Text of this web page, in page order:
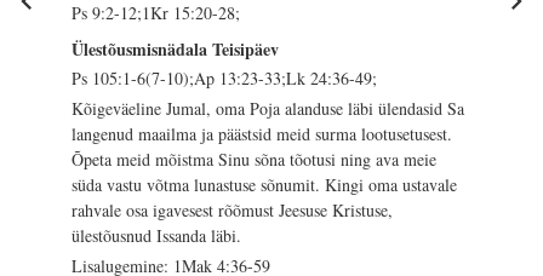
Ps 9:2-12;1Kr 15:20-28;
Ülestõusmisnädala Teisipäev
Ps 105:1-6(7-10);Ap 13:23-33;Lk 24:36-49;
Kõigeväeline Jumal, oma Poja alanduse läbi ülendasid Sa
langenud maailma ja päästsid meid surma lootusetusest.
Õpeta meid mõistma Sinu sõna tõotusi ning ava meie
süda vastu võtma lunastuse sõnumit. Kingi oma ustavale
rahvale osa igavesest rõõmust Jeesuse Kristuse,
ülestõusnud Issanda läbi.
Lisalugemine: 1Mak 4:36-59